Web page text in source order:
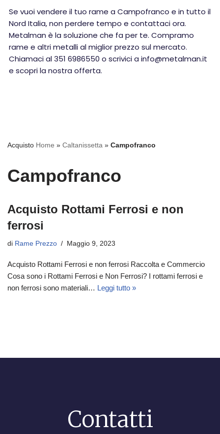
Se vuoi vendere il tuo rame a Campofranco e in tutto il
Nord Italia, non perdere tempo e contattaci ora.
Metalman è la soluzione che fa per te. Compramo
rame e altri metalli al miglior prezzo sul mercato.
Chiamaci al 351 6986550 o scrivici a info@metalman.it
e scopri la nostra offerta.
Acquisto Home » Caltanissetta » Campofranco
Campofranco
Acquisto Rottami Ferrosi e non
ferrosi
di Rame Prezzo Maggio 9, 2023
Acquisto Rottami Ferrosi e non ferrosi Raccolta e Commercio
Cosa sono i Rottami Ferrosi e Non Ferrosi? I rottami ferrosi e
non ferrosi sono materiali… Leggi tutto »
Contatti